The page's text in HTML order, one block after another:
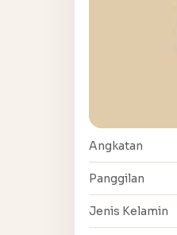
Angkatan
Panggilan
Jenis Kelamin